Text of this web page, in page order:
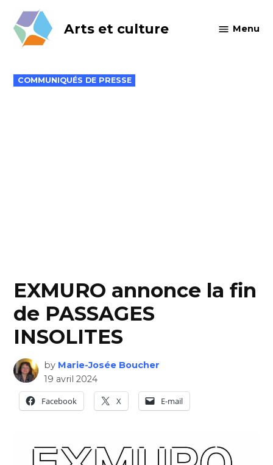
content
Arts et culture Menu
POSTED
IN
COMMUNIQUÉS DE PRESSE
EXMURO annonce la fin
de PASSAGES
INSOLITES
by Marie-Josée Boucher
19 avril 2024
Facebook
X E-mail